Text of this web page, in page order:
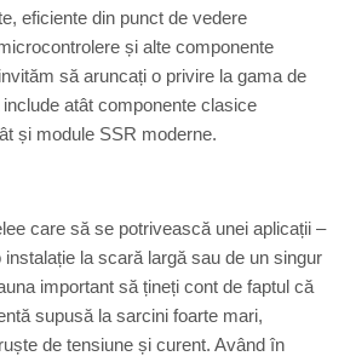
eficiente din punct de vedere
și alte componente
să aruncați o privire la gama de
atât componente clasice
și module SSR moderne.
care să se potrivească unei aplicații –
la scară largă sau de un singur
important să țineți cont de faptul că
supusă la sarcini foarte mari,
de tensiune și curent. Având în